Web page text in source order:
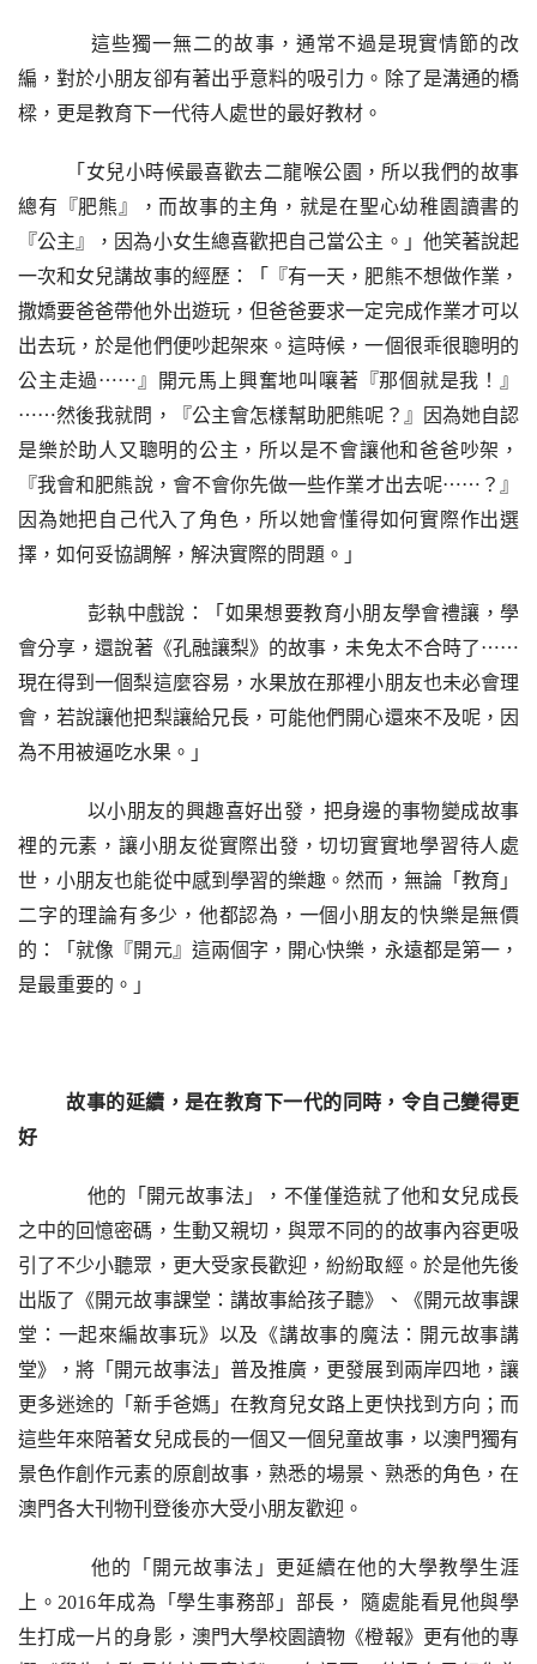
這些獨一無二的故事，通常不過是現實情節的改
編，對於小朋友卻有著出乎意料的吸引力。除了是溝通的橋
樑，更是教育下一代待人處世的最好教材。
「女兒小時候最喜歡去二龍喉公園，所以我們的故事
總有『肥熊』，而故事的主角，就是在聖心幼稚園讀書的
『公主』，因為小女生總喜歡把自己當公主。」他笑著說起
一次和女兒講故事的經歷：「『有一天，肥熊不想做作業，
撒嬌要爸爸帶他外出遊玩，但爸爸要求一定完成作業才可以
出去玩，於是他們便吵起架來。這時候，一個很乖很聰明的
公主走過⋯⋯ 』開元馬上興奮地叫嚷著『那個就是我！』
⋯⋯然後我就問，『公主會怎樣幫助肥熊呢？』因為她自認
是樂於助人又聰明的公主，所以是不會讓他和爸爸吵架，
『我會和肥熊說，會不會你先做一些作業才出去呢⋯⋯ ？』
因為她把自己代入了角色，所以她會懂得如何實際作出選
擇，如何妥協調解，解決實際的問題。」
彭執中戲說：「如果想要教育小朋友學會禮讓，學
會分享，還說著《孔融讓梨》的故事，未免太不合時了⋯⋯
現在得到一個梨這麼容易，水果放在那裡小朋友也未必會理
會，若說讓他把梨讓給兄長，可能他們開心還來不及呢，因
為不用被逼吃水果。」
以小朋友的興趣喜好出發，把身邊的事物變成故事
裡的元素，讓小朋友從實際出發，切切實實地學習待人處
世，小朋友也能從中感到學習的樂趣。然而，無論「教育」
二字的理論有多少，他都認為，一個小朋友的快樂是無價
的：「就像『開元』這兩個字，開心快樂，永遠都是第一，
是最重要的。」
故事的延續，是在教育下一代的同時，令自己變得更
好
他的「開元故事法」，不僅僅造就了他和女兒成長
之中的回憶密碼，生動又親切，與眾不同的的故事內容更吸
引了不少小聽眾，更大受家長歡迎，紛紛取經。於是他先後
出版了《開元故事課堂：講故事給孩子聽》、《開元故事課
堂：一起來編故事玩》 以及《講故事的魔法：開元故事講
堂》
，將「開元故事法」普及推廣，更發展到兩岸四地，讓
更多迷途的「新手爸媽」在教育兒女路上更快找到方向；而
這些年來陪著女兒成長的一個又一個兒童故事，以澳門獨有
景色作創作元素的原創故事，熟悉的場景、熟悉的角色，在
澳門各大刊物刊登後亦大受小朋友歡迎。
他的「開元故事法」更延續在他的大學教學生涯
上。 2016年成為「學生事務部」部長， 隨處能看見他與學
生打成一片的身影，澳門大學校園讀物《橙報》更有他的專